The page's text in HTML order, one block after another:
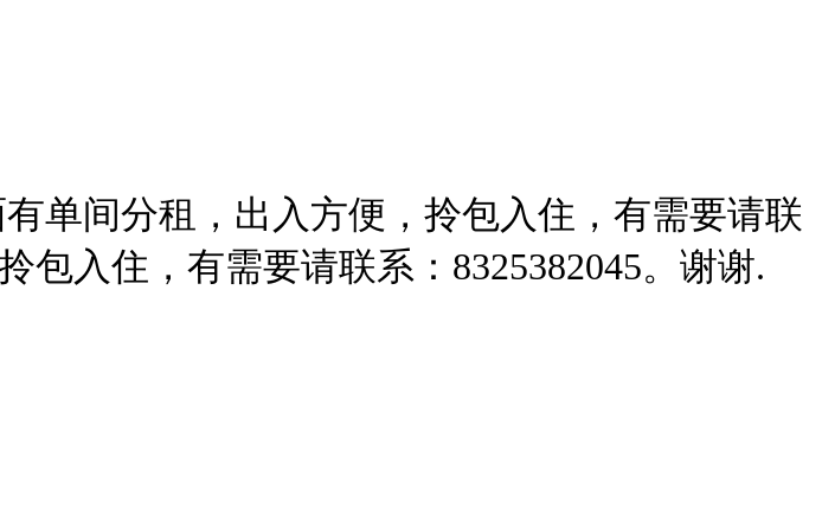
单间分租，出入方便，拎包入住，有需要请联
包入住，有需要请联系：8325382045。谢谢.